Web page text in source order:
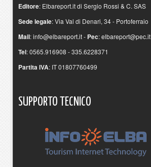
Editore: Elbareport.it di Sergio Rossi & C. SAS
Sede legale: Via Val di Denari, 34 - Portoferraio
Mail:info@elbareport.it- Pec:elbareport@pec.it
Tel: 0565.916908 - 335.6228371
Partita IVA: IT 01807760499
SUPPORTO TECNICO